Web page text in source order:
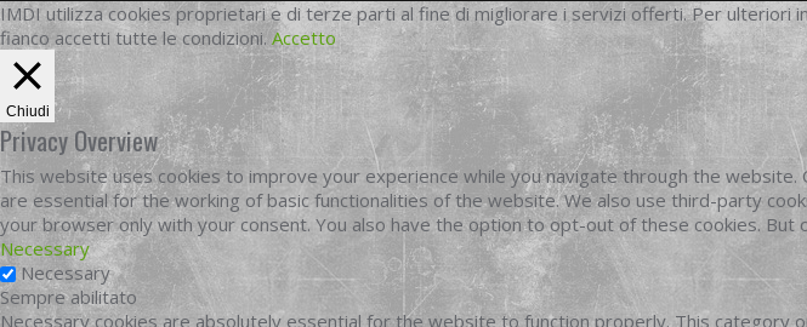
IMDI utilizza cookies proprietari e di terze parti al fine di migliorare i servizi offerti. Per ulteriori
fianco accetti tutte le condizioni. Accetto
Chiudi
Privacy Overview
This website uses cookies to improve your experience while you navigate through the
are essential for the working of basic functionalities of the website. We also use third-party
your browser only with your consent. You also have the option to opt-out of these cookies.
Necessary
Necessary
Sempre abilitato
Necessary cookies are absolutely essential for the website to function properly. This